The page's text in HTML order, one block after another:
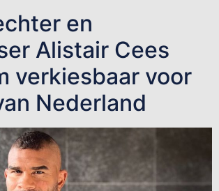
en
Alistair Cees
verkiesbaar voor
Nederland